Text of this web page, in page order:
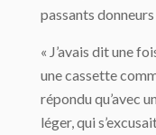
passants
« J’avais dit une
une cassette
répondu qu’avec
léger, qui